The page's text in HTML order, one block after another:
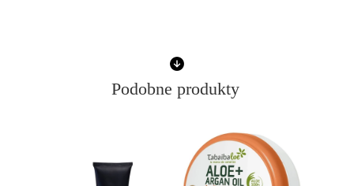
Podobne produkty